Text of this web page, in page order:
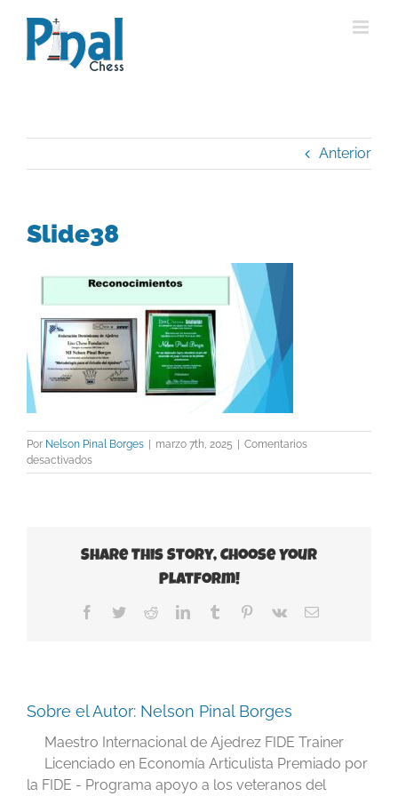
contenido
Anterior
Slide38
Por Nelson Pinal Borges | marzo 7th, 2025 | Comentarios
desactivadosen
Slide38
Share This Story, Choose Your
Platform!
Facebook
TwitterRedditLinkedInTumblr Pinterest
Vk
Correo
Sobre el Autor: Nelson Pinal Borges
Maestro Internacional de Ajedrez FIDE Trainer
Licenciado en Economía Articulista Premiado por
la FIDE - Programa apoyo a los veteranos del